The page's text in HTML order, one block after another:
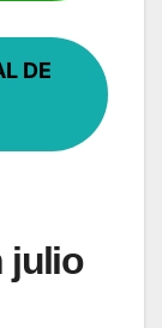
DE
julio